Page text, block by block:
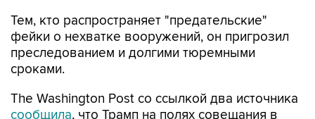
Тем, кто распространяет "предательские"
фейки о нехватке вооружений, он пригрозил
преследованием и долгими тюремными
сроками.
The Washington Post со ссылкой два источника
сообщила, что Трамп на полях совещания в